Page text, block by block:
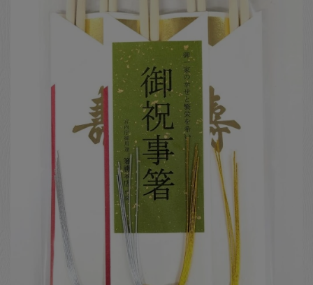
法人・飲食店のお客様
店舗紹介
箸ブログ